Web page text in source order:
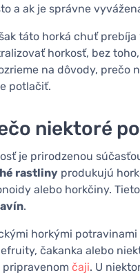
a ak je správne
táto horká chuť prebíja
horkosť, bez
na dôvody, prečo
potlačiť.
niektoré
je prirodzenou
rastliny produkujú
alebo horkčiny.
.
horkými potravinami
čakanka alebo
pripravenom čaji. U